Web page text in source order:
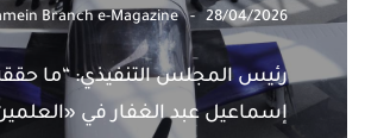
Branch e-Magazine 28/04/2026
رئيس المجلس التنفيذي: “ما حققه
إسماعيل عبد الغفار في